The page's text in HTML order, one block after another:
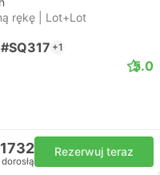
rękę | Lot+Lot
+1
5.0
Rezerwuj teraz